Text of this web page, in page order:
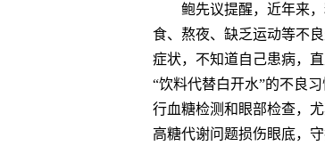
鲍先议提醒，近年来
食、熬夜、缺乏运动等不
症状，不知道自己患病，
“饮料代替白开水”的不良
行血糖检测和眼部检查，
高糖代谢问题损伤眼底，守